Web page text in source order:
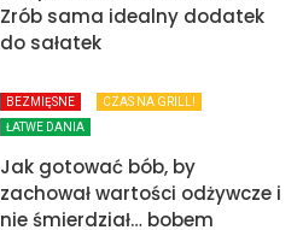
Zrób sama idealny dodatek
do sałatek
BEZMIĘSNE
CZAS NA GRILL!
ŁATWE DANIA
Jak gotować bób, by
zachował wartości odżywcze i
nie śmierdział… bobem